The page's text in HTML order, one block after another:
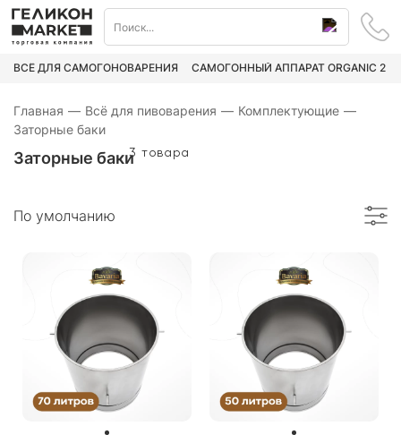
ВСЁ ДЛЯ САМОГОНОВАРЕНИЯ САМОГОННЫЙ АППАРАТ ORGANIC 2
Главная — Всё для пивоварения — Комплектующие —
Заторные баки
Заторные баки3 товара
По умолчанию